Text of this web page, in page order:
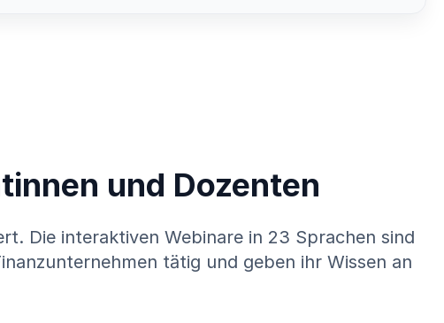
und Dozenten
Die interaktiven Webinare in 23 Sprachen sind
tätig und geben ihr Wissen an